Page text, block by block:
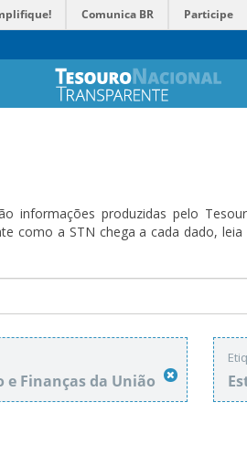
Comunica BR Participe
informações produzidas pelo
como a STN chega a cada dado,
e Finanças da União